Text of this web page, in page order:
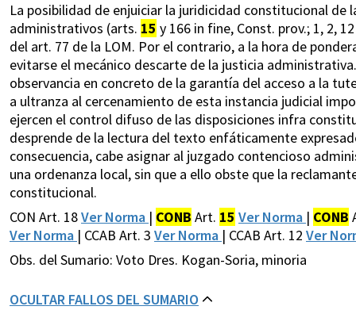
La posibilidad de enjuiciar la juridicidad constitucional
administrativos (arts. 15 y 166 in fine, Const. prov.; 1, 2,
del art. 77 de la LOM. Por el contrario, a la hora de
evitarse el mecánico descarte de la justicia
observancia en concreto de la garantía del acceso a la
a ultranza al cercenamiento de esta instancia judicial
ejercen el control difuso de las disposiciones infra
desprende de la lectura del texto enfáticamente
consecuencia, cabe asignar al juzgado contencioso
una ordenanza local, sin que a ello obste que la
constitucional.
CON Art. 18Ver Norma | CONB Art. 15 Ver Norma | CONB
Ver Norma | CCAB Art. 3 Ver Norma | CCAB Art. 12 Ver
Obs. del Sumario: Voto Dres. Kogan-Soria, minoria
OCULTAR FALLOS DEL SUMARIO